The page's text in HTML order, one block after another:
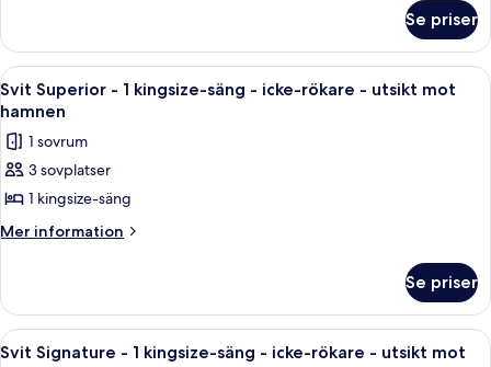
säng
icke-
rökare
-
utsikt
mot
Premium
1
kingsize-
icke-
-
utsikt
mot
Se priser
Öppna
alla
foton
för
Svit
Superior
-
säng
icke-
Svit Superior - 1 kingsize-säng -
3
Svit Superior - 1 kingsize-säng - icke-rökare - utsikt mot
hamnen
1 sovrum
3 sovplatser
1 kingsize-säng
Mer information
Mer
Superior
1
Se priser
Öppna
Ett modernt hotellrum med en stor
7
Svit Signature - 1 kingsize-säng - icke-rökare - utsikt mot